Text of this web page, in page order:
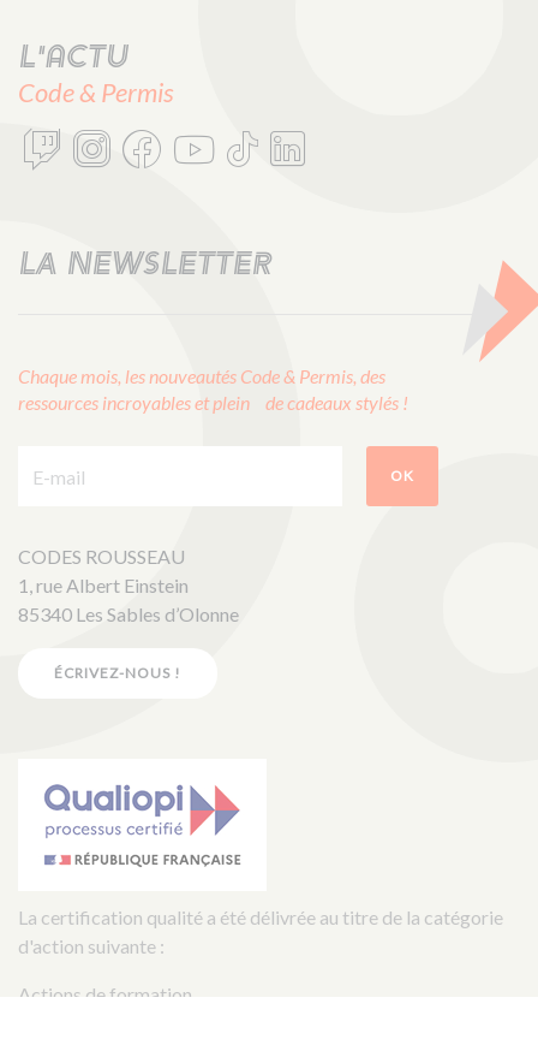
L'actu
Code & Permis
LA NEWSLETTER
Chaque mois, les nouveautés Code & Permis, des
ressources incroyables et plein de cadeaux stylés !
OK
CODES ROUSSEAU
1, rue Albert Einstein
85340 Les Sables d’Olonne
ÉCRIVEZ-NOUS !
La certification qualité a été délivrée au titre de la catégorie
d'action suivante :
Actions de formation